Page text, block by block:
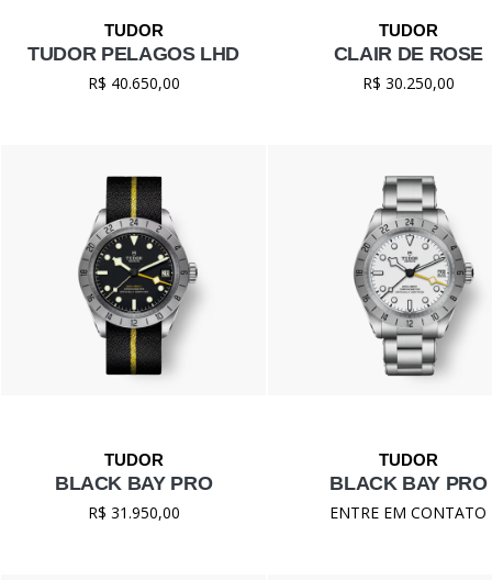
TUDOR PELAGOS LHD
R$ 40.650,00
CLAIR DE ROSE
R$ 30.250,00
BLACK BAY PRO
R$ 31.950,00
BLACK BAY PRO
ENTRE EM CONTATO